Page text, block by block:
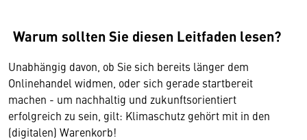
Warum sollten Sie diesen Leitfaden lesen?
Unabhängig davon, ob Sie sich bereits länger dem
Onlinehandel widmen, oder sich gerade startbereit
machen - um nachhaltig und zukunftsorientiert
erfolgreich zu sein, gilt: Klimaschutz gehört mit in den
(digitalen) Warenkorb!